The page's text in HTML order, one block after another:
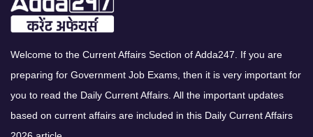
Welcome to the Current Affairs Section of Adda247. If you are
preparing for Government Job Exams, then it is very important for
you to read the Daily Current Affairs. All the important updates
based on current affairs are included in this Daily Current Affairs